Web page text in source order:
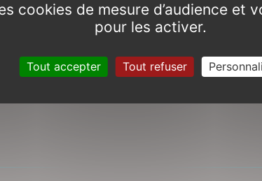
cookies de mesure d’audience et
pour les activer.
Tout accepter Tout refuser